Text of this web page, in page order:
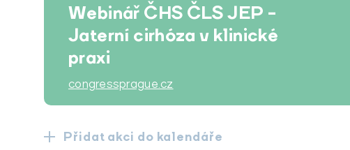
Webinář ČHS ČLS JEP -
Jaterní cirhóza v klinické
praxi
congressprague.cz
Přidat akci do kalendáře